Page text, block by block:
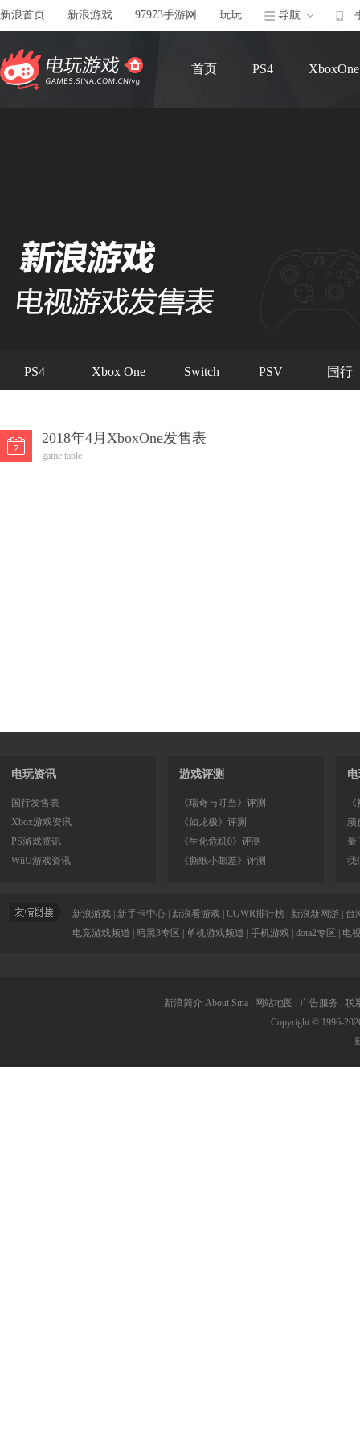
新浪首页 新浪游戏 97973手游网 玩玩 导航
首页 PS4 XboxOne
PS4 Xbox One Switch PSV 国行
2018年4月XboxOne发售表
game table
电玩资讯
国行发售表
Xbox游戏资讯
PS游戏资讯
WiiU游戏资讯
游戏评测
《瑞奇与叮当》评测
《如龙极》评测
《生化危机0》评测
《撕纸小邮差》评测
顽
量
我
新浪游戏 新手卡中心 新浪看游戏 CGWR排行榜 新浪新网游
台
电竞游戏频道
暗黑3专区 单机游戏频道 手机游戏 dota2专区 电
新浪简介 About Sina 网站地图 广告服务
联
Copyright © 1996-